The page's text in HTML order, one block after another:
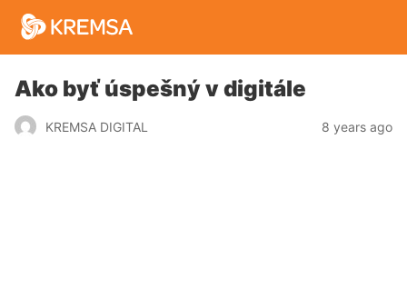
Ako byť úspešný v digitále
KREMSA DIGITAL 8 years ago